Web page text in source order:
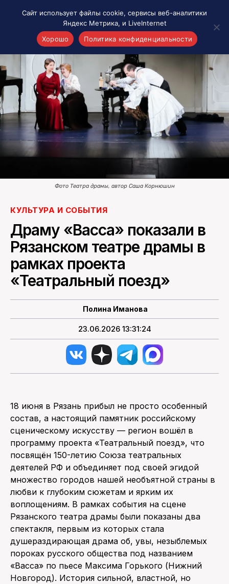
Акценты
Материалы о Рязани и области
Проекты 7 инфо
Здоровье
Интересное
Новости кино и ТВ
Новости России
Новости мира
О НАС
ПОИСК ПО САЙТУ
Фото Театра драмы, автор Саша Корнюшин
КУЛЬТУРА И СОБЫТИЯ
Драму «Васса» показали в
Рязанском театре драмы в
рамках проекта
«Театральный поезд»
Полина Иманова
23.06.2026 13:31:24
18 июня в Рязань прибыл не просто особенный
состав, а настоящий памятник российскому
сценическому искусству — регион вошёл в
программу проекта «Театральный поезд», что
посвящён 150-летию Союза театральных
деятелей РФ и объединяет под своей эгидой
множество городов нашей необъятной страны в
любви к глубоким сюжетам и ярким их
воплощениям. В рамках события на сцене
Рязанского театра драмы были показаны два
спектакля, первым из которых стала
душераздирающая драма об, увы, незыблемых
пороках русского общества под названием
«Васса» по пьесе Максима Горького (Нижний
Новгород). История сильной, властной, но
Сайт использует файлы cookie, сервисы веб-аналитики
Яндекс Метрика, и LiveInternet
Хорошо
Политика конфиденциальности